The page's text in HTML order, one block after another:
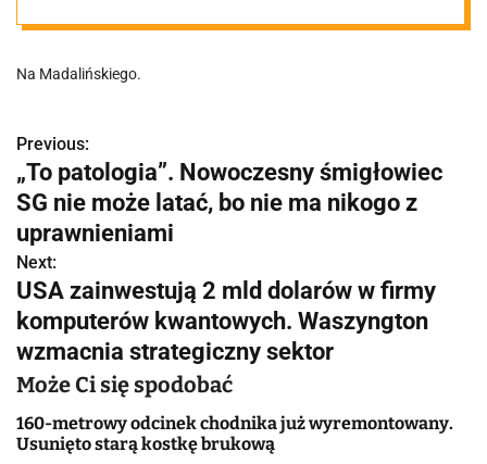
ulicy. "Co się
stało?"
Na Madalińskiego.
N
a
w
i
g
a
c
j
Previous:
„To patologia”. Nowoczesny śmigłowiec
SG nie może latać, bo nie ma nikogo z
uprawnieniami
Next:
USA zainwestują 2 mld dolarów w firmy
komputerów kwantowych. Waszyngton
wzmacnia strategiczny sektor
Może Ci się spodobać
160-metrowy odcinek chodnika już wyremontowany.
Usunięto starą kostkę brukową